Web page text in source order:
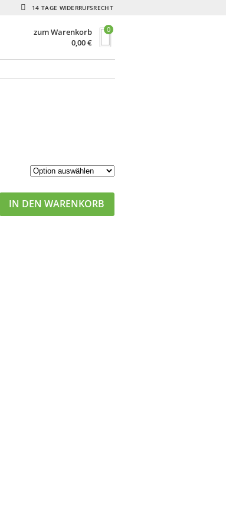
14 TAGE WIDERRUFSRECHT
zum Warenkorb
0,00€
0
IN DEN WARENKORB